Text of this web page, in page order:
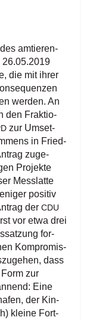
des amtie­ren­
26.05.2019
die mit ihrer
wer­den. An
den Frak­tio­
zur Umset­
in Fried­
zuge­
Pro­jek­te
Mess­lat­te
posi­tiv
derCDU
vor etwa drei
for­
Kom­pro­mis­
dass
zur
Eine
der Kin­
klei­ne Fort­